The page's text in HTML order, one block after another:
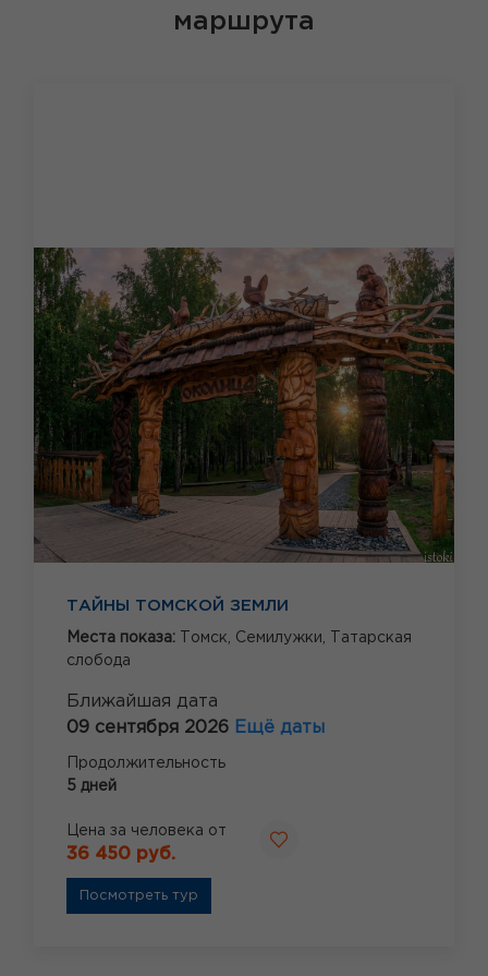
маршрута
ТАЙНЫ ТОМСКОЙ ЗЕМЛИ
Места показа: Томск, Семилужки,
Татарская
слобода
Ближайшая дата
09 сентября 2026 Ещё даты
Продолжительность
5 дней
Цена за человека от
36 450 руб.
Посмотреть тур